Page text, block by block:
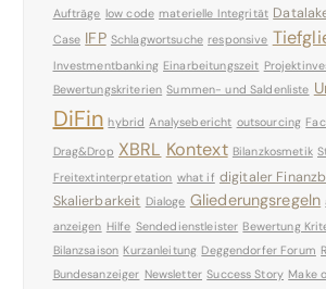
Aufträge low code materielle Integrität
Case IFP Schlagwortsuche responsive
Investmentbanking Einarbeitungszeit
Bewertungskriterien Summen- und Saldenliste
DiFin hybrid Analysebericht outsourcing
Drag&Drop XBRL Kontext Bilanzkosmetik
Freitextinterpretation what if digitaler
Skalierbarkeit Dialoge Gliederungsregeln
anzeigen Hilfe Sendedienstleister Bewertung
Bilanzsaison Kurzanleitung Deggendorfer Forum
Bundesanzeiger Newsletter Success Story Make